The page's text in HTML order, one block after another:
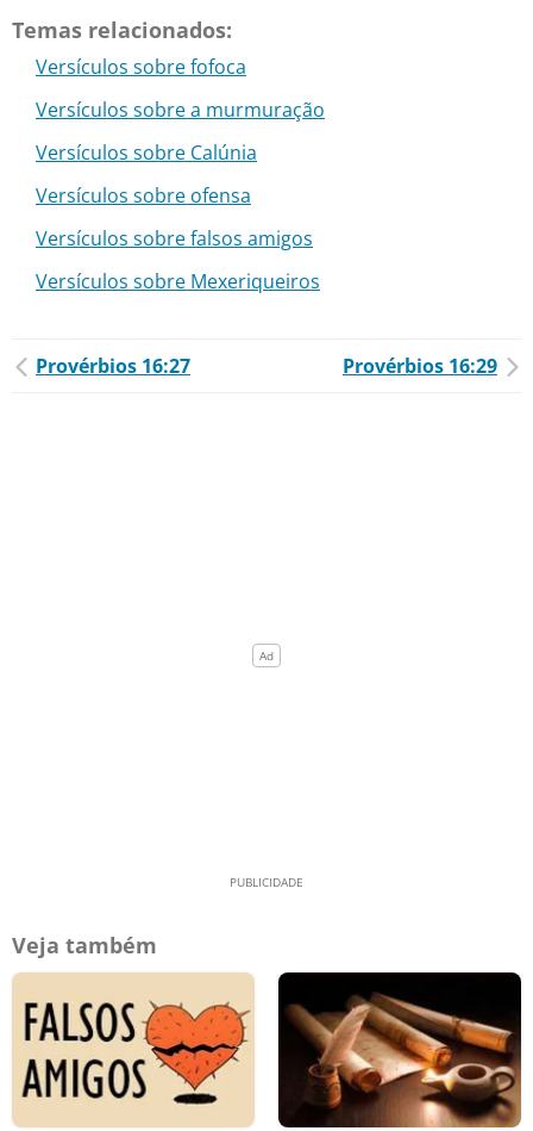
Temas relacionados:
Versículos sobre fofoca
Versículos sobre a murmuração
Versículos sobre Calúnia
Versículos sobre ofensa
Versículos sobre falsos amigos
Versículos sobre Mexeriqueiros
Provérbios 16:27 Provérbios 16:29
Veja também